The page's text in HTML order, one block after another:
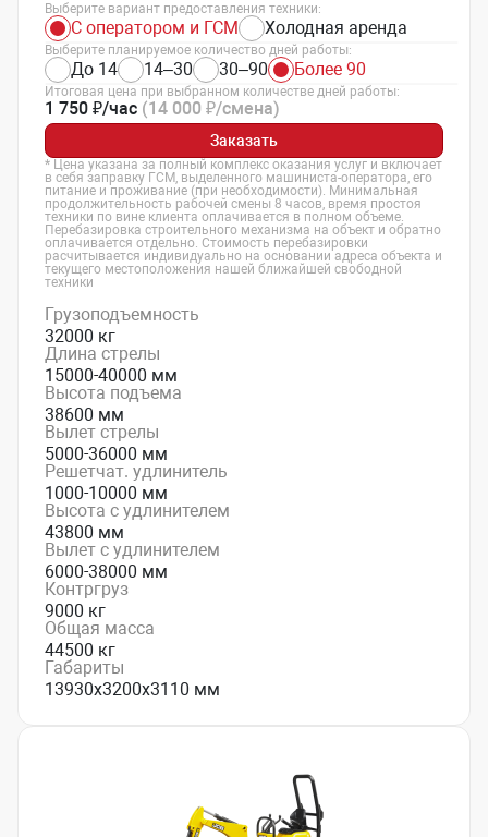
Выберите вариант предоставления техники:
С оператором и ГСМ Холодная аренда
Выберите планируемое количество дней работы:
До 14 14–30 30–90 Более 90
Итоговая цена при выбранном количестве дней работы:
1 750 ₽/час (14 000 ₽/смена)
Заказать
* Цена указана за полный комплекс оказания услуг и включает
в себя заправку ГСМ, выделенного машиниста-оператора, его
питание и проживание (при необходимости). Минимальная
продолжительность рабочей смены 8 часов, время простоя
техники по вине клиента оплачивается в полном объеме.
Перебазировка строительного механизма на объект и обратно
оплачивается отдельно. Стоимость перебазировки
расчитывается индивидуально на основании адреса объекта и
текущего местоположения нашей ближайшей свободной
техники
Грузоподъемность
32000 кг
Длина стрелы
15000-40000 мм
Высота подъема
38600 мм
Вылет стрелы
5000-36000 мм
Решетчат. удлинитель
1000-10000 мм
Высота с удлинителем
43800 мм
Вылет с удлинителем
6000-38000 мм
Контргруз
9000 кг
Общая масса
44500 кг
Габариты
13930х3200х3110 мм